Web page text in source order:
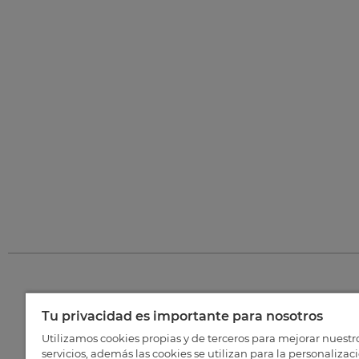
Tu privacidad es importante para nosotros
Utilizamos cookies propias y de terceros para mejorar
servicios, además las cookies se utilizan para la